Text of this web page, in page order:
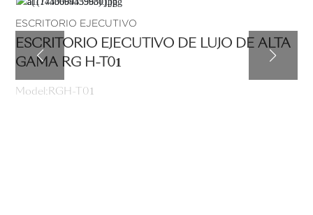
ESCRITORIO EJECUTIVO
ESCRITORIO EJECUTIVO DE LUJO DE ALTA
GAMA RG H-T01
Model:RGH-T01